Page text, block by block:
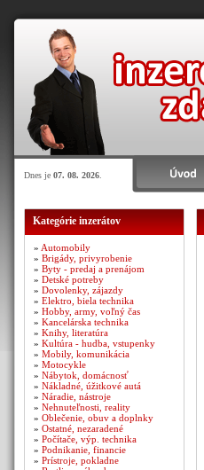
Dnes je 07. 08. 2026
Kategórie inzerátov
» Automobily
» Brigády, privyrobenie
» Byty - predaj a prenájom
» Detské potreby
» Dovolenky, zájazdy
» Elektro, biela technika
» Hobby, army, voľný čas
» Kancelárska technika
» Knihy, literatúra
» Kultúra - hudba, vstupenky
» Mobily, komunikácia
» Motocykle
» Nábytok, domácnosť
» Nákladné, úžitkové autá
» Náradie, nástroje
» Nehnuteľnosti, reality
» Oblečenie, obuv a doplnky
» Ostatné, nezaradené
» Počítače, výp. technika
» Podnikanie, financie
» Prístroje, pokladne